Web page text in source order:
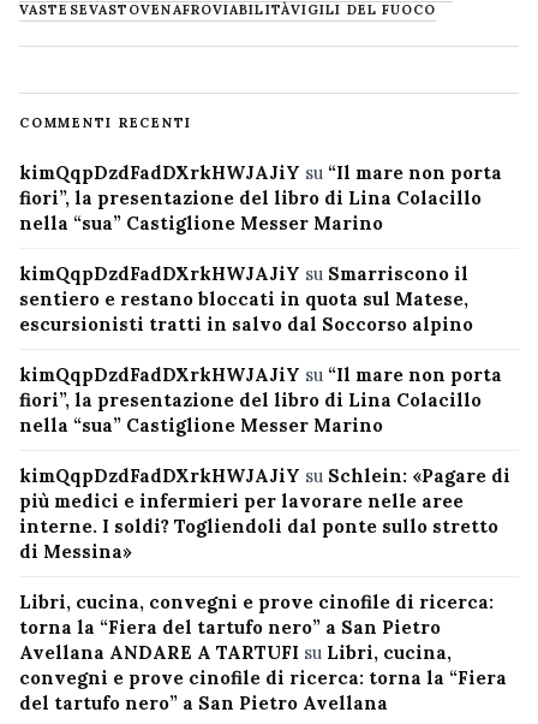
VASTESEVASTOVENAFROVIABILITÀVIGILI DEL FUOCO
COMMENTI RECENTI
kimQqpDzdFadDXrkHWJAJiY su “Il mare non porta
fiori”, la presentazione del libro di Lina Colacillo
nella “sua” Castiglione Messer Marino
kimQqpDzdFadDXrkHWJAJiY su Smarriscono il
sentiero e restano bloccati in quota sul Matese,
escursionisti tratti in salvo dal Soccorso alpino
kimQqpDzdFadDXrkHWJAJiY su “Il mare non porta
fiori”, la presentazione del libro di Lina Colacillo
nella “sua” Castiglione Messer Marino
kimQqpDzdFadDXrkHWJAJiY su Schlein: «Pagare di
più medici e infermieri per lavorare nelle aree
interne. I soldi? Togliendoli dal ponte sullo stretto
di Messina»
Libri, cucina, convegni e prove cinofile di ricerca:
torna la “Fiera del tartufo nero” a San Pietro
Avellana ANDARE A TARTUFI su Libri, cucina,
convegni e prove cinofile di ricerca: torna la “Fiera
del tartufo nero” a San Pietro Avellana